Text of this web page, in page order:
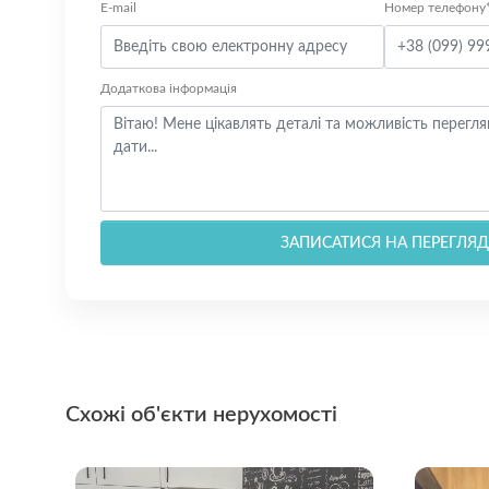
E-mail Номер
Додаткова інформація
ЗАПИСАТИСЯ НА ПЕРЕГЛЯД
Схожі об'єкти нерухомості